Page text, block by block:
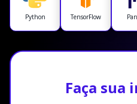
Python TensorFlow
Faça sua